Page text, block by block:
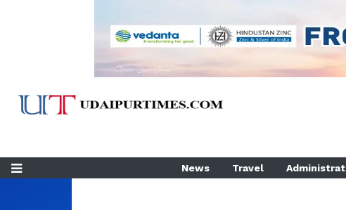
News Travel